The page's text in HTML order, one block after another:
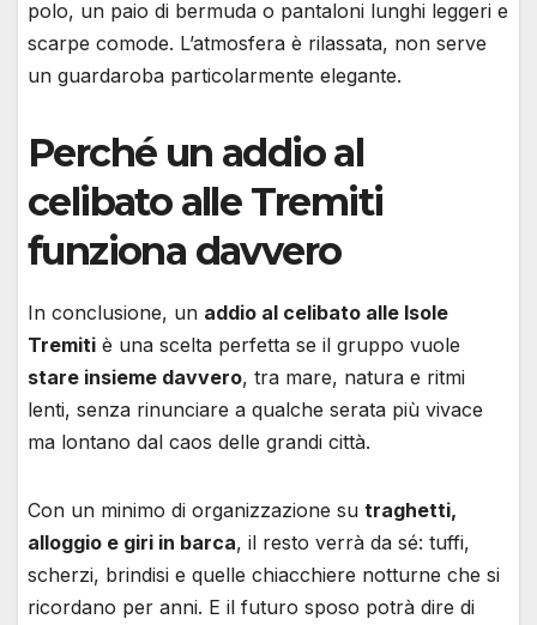
polo, un paio di bermuda o pantaloni lunghi leggeri e
scarpe comode. L’atmosfera è rilassata, non serve
un guardaroba particolarmente elegante.
Perché un addio al
celibato alle Tremiti
funziona davvero
In conclusione, un addio al celibato alle Isole
Tremiti è una scelta perfetta se il gruppo vuole
stare insieme davvero, tra mare, natura e ritmi
lenti, senza rinunciare a qualche serata più vivace
ma lontano dal caos delle grandi città.
Con un minimo di organizzazione su traghetti,
alloggio e giri in barca, il resto verrà da sé: tuffi,
scherzi, brindisi e quelle chiacchiere notturne che si
ricordano per anni. E il futuro sposo potrà dire di